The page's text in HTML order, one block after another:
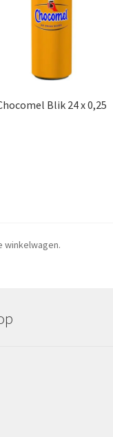
Blik 24 x 0,25
winkelwagen.